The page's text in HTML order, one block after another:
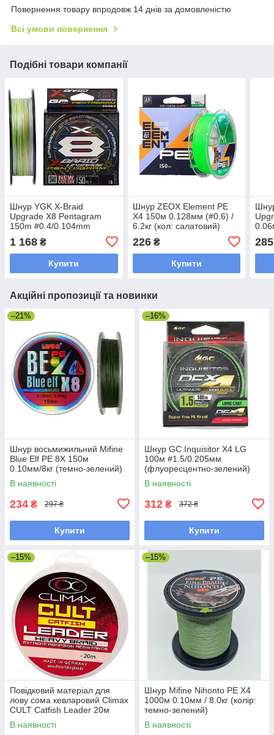
Повернення товару впродовж 14 днів за домовленістю
Всі умови повернення
Подібні товари компанії
Шнур YGK X-Braid
Upgrade X8 Pentagram
150m #0.4/0.104mm
(кол.:мультиколор)
1 168 ₴
Купити
Шнур ZEOX Element PE
X4 150м 0.128мм (#0.6) /
6.2кг (кол: салатовий)
226₴
Купити
285
Акційні пропозиції та новинки
–21%
Шнур восьмижильний Mifine
Blue Elf PE 8X 150м
0.10мм/8кг (темно-зелений)
В наявності
234 ₴ 297 ₴
Купити
–16%
Шнур GC Inquisitor X4 LG
100м #1.5/0.205мм
(флуоресцентно-зелений)
В наявності
312 ₴ 372 ₴
Купити
–15%
Повідковий матеріал для
лову сома кевларовий Climax
CULT Catfish Leader 20м
0.8мм 80кг (зелений)
(сомовий)
В наявності
–15%
Шнур Mifine Nihonto PE X4
1000м 0.10мм / 8.0кг (колір:
темно-зелений)
В наявності